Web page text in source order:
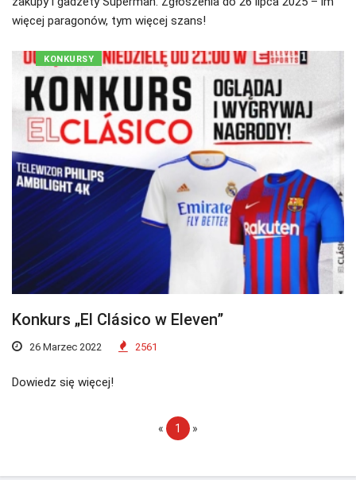
więcej paragonów, tym więcej szans!
KONKURSY
Konkurs „El Clásico w Eleven”
26 Marzec 2022 2561
Dowiedz się więcej!
« 1 »